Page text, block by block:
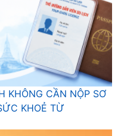
KHÔNG CẦN NỘP SƠ
KHOẺ TỪ